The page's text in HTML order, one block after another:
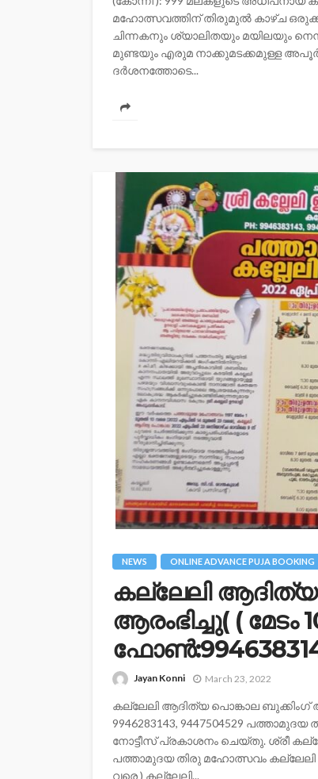
മഹോത്സവത്തിന് തിരുമുൽ കാഴ്ച
ചിന്നകനും ശ്യാലിതയും മയിലയും
മുണ്ടയും എരുമ നാക്കുമടക്കമുള്ള
ദർശനത്തോടെ...
NEWS ONLINE ADVANCE PUJA BOOKING
കല്ലേലി
ആരംഭിച്ചു( ( മേടം
Jayan Konni March 23, 2022
കല്ലേലി ആദിത്യ പൊങ്കാല ബുക്കിംഗ്
9946283143, 9447504529
നോട്ടീസ് പ്രകാശനം ചെയ്തു. ശ്രീ
പത്താമുദയ തിരു മഹോത്സവം കല്ലേലി
വരെ ) കല്ലേലി...